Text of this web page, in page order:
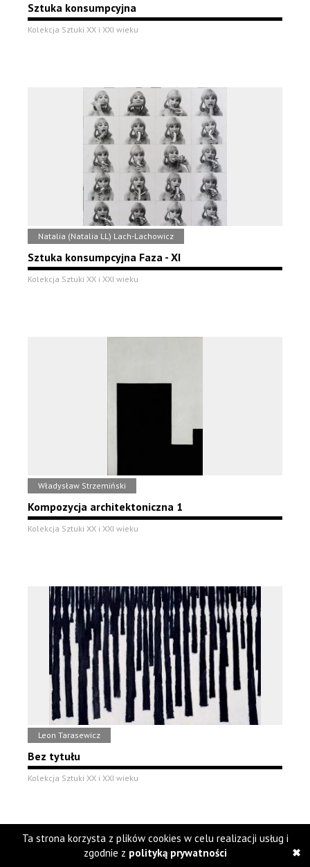
Sztuka konsumpcyjna
Kolekcja Sztuki XX i XXI wieku
Natalia (Natalia LL) Lach-Lachowicz
Sztuka konsumpcyjna Faza - XI
Kolekcja Sztuki XX i XXI wieku
Władysław Strzemiński
Kompozycja architektoniczna 1
Kolekcja Sztuki XX i XXI wieku
Leon Tarasewicz
Bez tytułu
Kolekcja Sztuki XX i XXI wieku
Ta strona korzysta z plików cookies w celu realizacji usług i
zgodnie z polityką prywatności